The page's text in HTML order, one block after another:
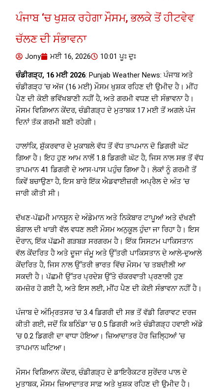
ਪੰਜਾਬ ‘ਚ ਖੁਸ਼ਕ ਰਹੇਗਾ ਮੌਸਮ, ਭਲਕੇ ਤੋਂ ਹੀਟਵੇਵ
ਚੱਲਣ ਦੀ ਸੰਭਾਵਨਾ
Jony ਮਈ 16, 2026 10:01 ਪੂਃ ਦੁਃ
ਚੰਡੀਗੜ੍ਹ, 16 ਮਈ 2026: Punjab Weather News: ਪੰਜਾਬ ਅਤੇ
ਚੰਡੀਗੜ੍ਹ ‘ਚ ਅੱਜ (16 ਮਈ) ਮੌਸਮ ਖੁਸ਼ਕ ਰਹਿਣ ਦੀ ਉਮੀਦ ਹੈ। ਮੀਂਹ
ਪੈਣ ਦੀ ਕੋਈ ਭਵਿੱਖਬਾਣੀ ਨਹੀਂ ਹੈ, ਅਤੇ ਗਰਮੀ ਵਧਣ ਦੀ ਸੰਭਾਵਨਾ ਹੈ।
ਮੌਸਮ ਵਿਗਿਆਨ ਕੇਂਦਰ, ਚੰਡੀਗੜ੍ਹ ਦੇ ਮੁਤਾਬਕ 17 ਮਈ ਤੋਂ ਅਗਲੇ ਪੰਜ
ਦਿਨਾਂ ਤੱਕ ਗਰਮੀ ਬਣੀ ਰਹੇਗੀ।
ਹਾਲਾਂਕਿ, ਸ਼ੁੱਕਰਵਾਰ ਦੇ ਮੁਕਾਬਲੇ ਵੱਧ ਤੋਂ ਵੱਧ ਤਾਪਮਾਨ ਦੋ ਡਿਗਰੀ ਘੱਟ
ਗਿਆ ਹੈ। ਇਹ ਹੁਣ ਆਮ ਨਾਲੋਂ 1.8 ਡਿਗਰੀ ਘੱਟ ਹੈ, ਜਿਸ ਨਾਲ ਸਭ ਤੋਂ ਵੱਧ
ਤਾਪਮਾਨ 41 ਡਿਗਰੀ ਦੇ ਆਸ-ਪਾਸ ਪਹੁੰਚ ਗਿਆ ਹੈ। ਲੋਕਾਂ ਨੂੰ ਗਰਮੀ ਤੋਂ
ਕਿਵੇਂ ਬਚਾਉਣਾ ਹੈ, ਇਸ ਬਾਰੇ ਇੱਕ ਐਡਵਾਈਜ਼ਰੀ ਅਪ੍ਰੈਲ ਦੇ ਅੰਤ ‘ਚ
ਜਾਰੀ ਕੀਤੀ ਸੀ।
ਦੱਖਣ-ਪੱਛਮੀ ਮਾਨਸੂਨ ਦੇ ਅੰਡੇਮਾਨ ਅਤੇ ਨਿਕੋਬਾਰ ਟਾਪੂਆਂ ਅਤੇ ਦੱਖਣੀ
ਬੰਗਾਲ ਦੀ ਖਾੜੀ ਵੱਲ ਵਧਣ ਲਈ ਮੌਸਮ ਅਨੁਕੂਲ ਹੁੰਦਾ ਜਾ ਰਿਹਾ ਹੈ। ਇਸ
ਦੌਰਾਨ, ਇੱਕ ਪੱਛਮੀ ਗੜਬੜ ਸਰਗਰਮ ਹੈ। ਇੱਕ ਸਿਸਟਮ ਪਾਕਿਸਤਾਨ
ਵੱਲ ਕੇਂਦਰਿਤ ਹੈ ਅਤੇ ਦੂਜਾ ਜੰਮੂ ਅਤੇ ਉੱਤਰੀ ਪਾਕਿਸਤਾਨ ਦੇ ਆਲੇ-ਦੁਆਲੇ
ਕੇਂਦਰਿਤ ਹੈ, ਜਿਸ ਨਾਲ ਉੱਤਰੀ ਭਾਰਤ ਵਿੱਚ ਮੌਸਮ ‘ਚ ਤਬਦੀਲੀ ਆ
ਸਕਦੀ ਹੈ। ਪੱਛਮੀ ਉੱਤਰ ਪ੍ਰਦੇਸ਼ ਉੱਤੇ ਚੱਕਰਵਾਤੀ ਪ੍ਰਣਾਲੀ ਹੁਣ
ਕਮਜ਼ੋਰ ਹੋ ਗਈ ਹੈ, ਅਤੇ ਇਸ ਲਈ, ਮੀਂਹ ਪੈਣ ਦੀ ਕੋਈ ਸੰਭਾਵਨਾ ਨਹੀਂ ਹੈ।
ਪੰਜਾਬ ਦੇ ਅੰਮ੍ਰਿਤਸਰ ‘ਚ 3.4 ਡਿਗਰੀ ਦੀ ਸਭ ਤੋਂ ਵੱਡੀ ਗਿਰਾਵਟ ਦਰਜ
ਕੀਤੀ ਗਈ, ਜਦੋਂ ਕਿ ਬਠਿੰਡਾ ‘ਚ 0.5 ਡਿਗਰੀ ਅਤੇ ਚੰਡੀਗੜ੍ਹ ਹਵਾਈ ਅੱਡੇ
‘ਚ 0.2 ਡਿਗਰੀ ਦਾ ਵਾਧਾ ਹੋਇਆ। ਜ਼ਿਆਦਾਤਰ ਹੋਰ ਜ਼ਿਲ੍ਹਿਆਂ ‘ਚ
ਤਾਪਮਾਨ ਘਟਿਆ।
ਮੌਸਮ ਵਿਗਿਆਨ ਕੇਂਦਰ, ਚੰਡੀਗੜ੍ਹ ਦੇ ਡਾਇਰੈਕਟਰ ਸੁਰੇਂਦਰ ਪਾਲ ਦੇ
ਮੁਤਾਬਕ, ਮੌਸਮ ਜ਼ਿਆਦਾਤਰ ਸਾਫ਼ ਅਤੇ ਖੁਸ਼ਕ ਰਹਿਣ ਦੀ ਉਮੀਦ ਹੈ।